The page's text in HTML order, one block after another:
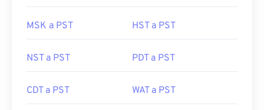
MSK a PST HST a PST
NST a PST PDT a PST
CDT a PST WAT a PST